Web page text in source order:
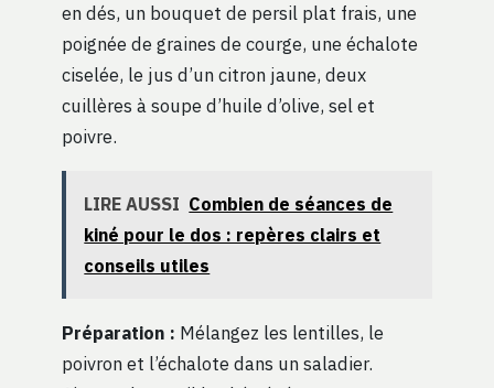
en dés, un bouquet de persil plat frais, une
poignée de graines de courge, une échalote
ciselée, le jus d’un citron jaune, deux
cuillères à soupe d’huile d’olive, sel et
poivre.
LIRE AUSSI Combien de séances de
kiné pour le dos : repères clairs et
conseils utiles
Préparation : Mélangez les lentilles, le
poivron et l’échalote dans un saladier.